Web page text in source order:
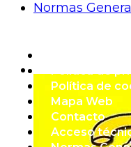
Normas
Política de
Política de
Mapa Web
Contacto
Acceso